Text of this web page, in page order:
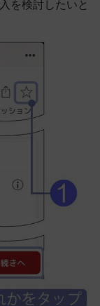
を検討したいと